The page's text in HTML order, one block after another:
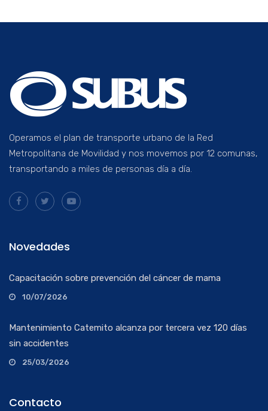
Operamos el plan de transporte urbano de la Red
Metropolitana de Movilidad y nos movemos por 12 comunas,
transportando a miles de personas día a día.
Novedades
Capacitación sobre prevención del cáncer de mama
10/07/2026
Mantenimiento Catemito alcanza por tercera vez 120 días
sin accidentes
25/03/2026
Contacto